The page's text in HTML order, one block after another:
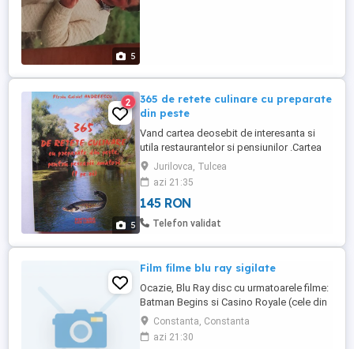
5
5
2
365 de retete culinare cu preparate
din peste
Vand cartea deosebit de interesanta si
utila restaurantelor si pensiunilor .Cartea
aparuta intr-un tiraj mic contine 365 retete
culinare cu preparate din peste.Pentru
fiecare zi a anului o reteta ! Cartea contine
316 pagini in format 14,5x20,5 cm , A
aparut in Editura Lux Libris din Brasov sub
Jurilovca, Tulcea
azi 21:35
145 RON
Telefon validat
Film filme blu ray sigilate
Ocazie, Blu Ray disc cu urmatoarele filme:
Batman Begins si Casino Royale (cele din
poza). SIGILATE! Pret fix 10 lei blu ray, la
alegere. NU trimit in tara, nu fac schimburi.
Constanta, Constanta
azi 21:30